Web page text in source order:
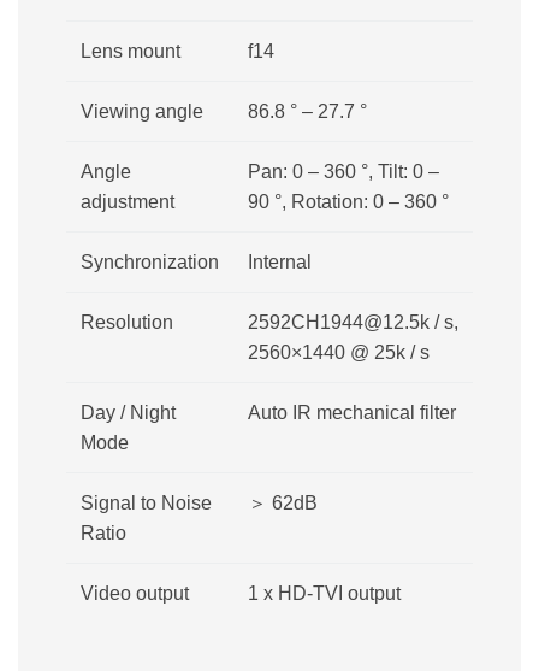
Lens mount f14
Viewing angle 86.8 ° – 27.7 °
Angle
adjustment
Pan: 0 – 360 °, Tilt: 0 –
90 °, Rotation: 0 – 360 °
Synchronization Internal
Resolution
2592CH1944@12.5k / s,
2560×1440 @ 25k / s
Day / Night
Mode
Auto IR mechanical filter
Signal to Noise
Ratio
＞ 62dB
Video output 1 x HD-TVI output